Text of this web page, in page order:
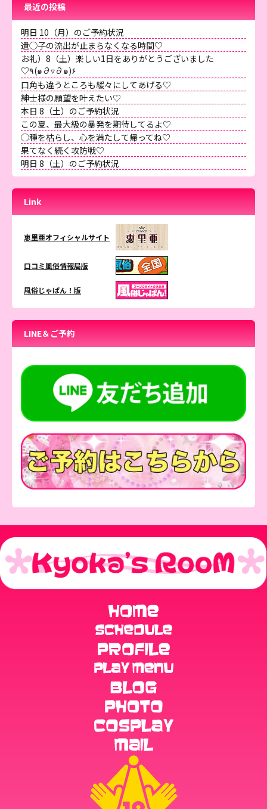
最近の投稿
明日 10（月）のご予約状況
遺◯子の流出が止まらなくなる時間♡
お礼）8（土）楽しい1日をありがとうございました
♡٩(๑∂▿∂๑)۶
口角も違うところも緩々にしてあげる♡
紳士様の願望を叶えたい♡
本日 8（土）のご予約状況
この夏、最大級の暴発を期待してるよ♡
◯種を枯らし、心を満たして帰ってね♡
果てなく続く攻防戦♡
明日 8（土）のご予約状況
Link
恵里亜オフィシャルサイト
口コミ風俗情報局版
風俗じゃぱん！版
LINE＆ご予約